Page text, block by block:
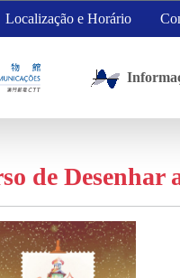
Localização e Horário
de Desenhar